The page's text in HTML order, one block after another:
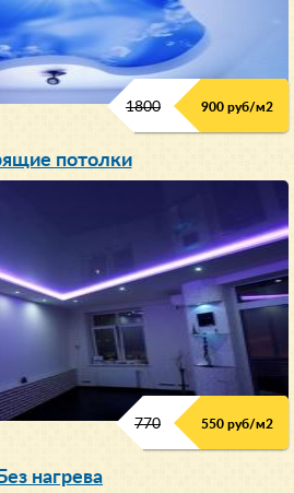
1800 900 руб/м2
потолки
770 550 руб/м2
Без нагрева